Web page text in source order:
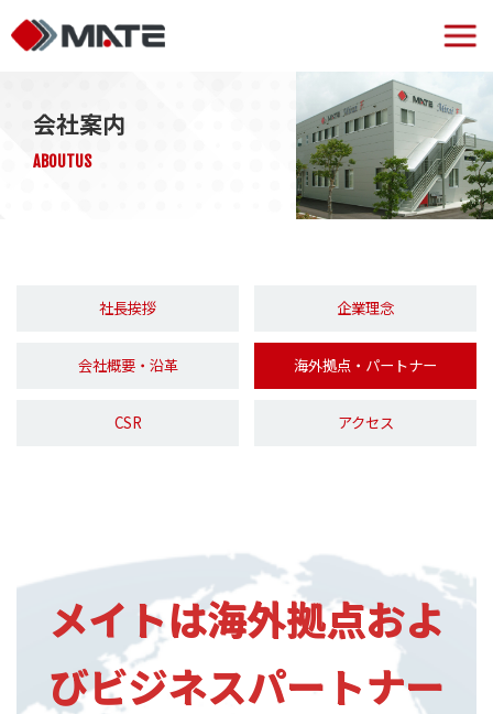
会社案内
ABOUTUS
社長挨拶 企業理念
会社概要・沿革 海外拠点・パートナー
CSR アクセス
メイトは海外拠点およ
びビジネスパートナー